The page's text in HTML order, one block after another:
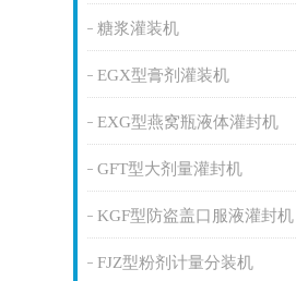
糖浆灌装机
EGX型膏剂灌装机
EXG型燕窝瓶液体灌封机
GFT型大剂量灌封机
KGF型防盗盖口服液灌封机
FJZ型粉剂计量分装机